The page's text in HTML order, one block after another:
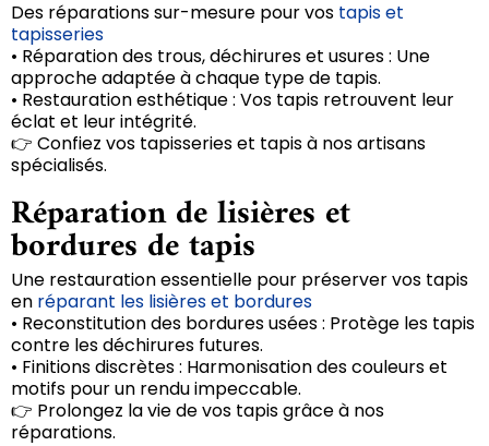
Des réparations sur-mesure pour vos tapis et
tapisseries
• Réparation des trous, déchirures et usures : Une
approche adaptée à chaque type de tapis.
• Restauration esthétique : Vos tapis retrouvent leur
éclat et leur intégrité.
👉 Confiez vos tapisseries et tapis à nos artisans
spécialisés.
Réparation de lisières et
bordures de tapis
Une restauration essentielle pour préserver vos tapis
en réparant les lisières et bordures
• Reconstitution des bordures usées : Protège les tapis
contre les déchirures futures.
• Finitions discrètes : Harmonisation des couleurs et
motifs pour un rendu impeccable.
👉 Prolongez la vie de vos tapis grâce à nos
réparations.